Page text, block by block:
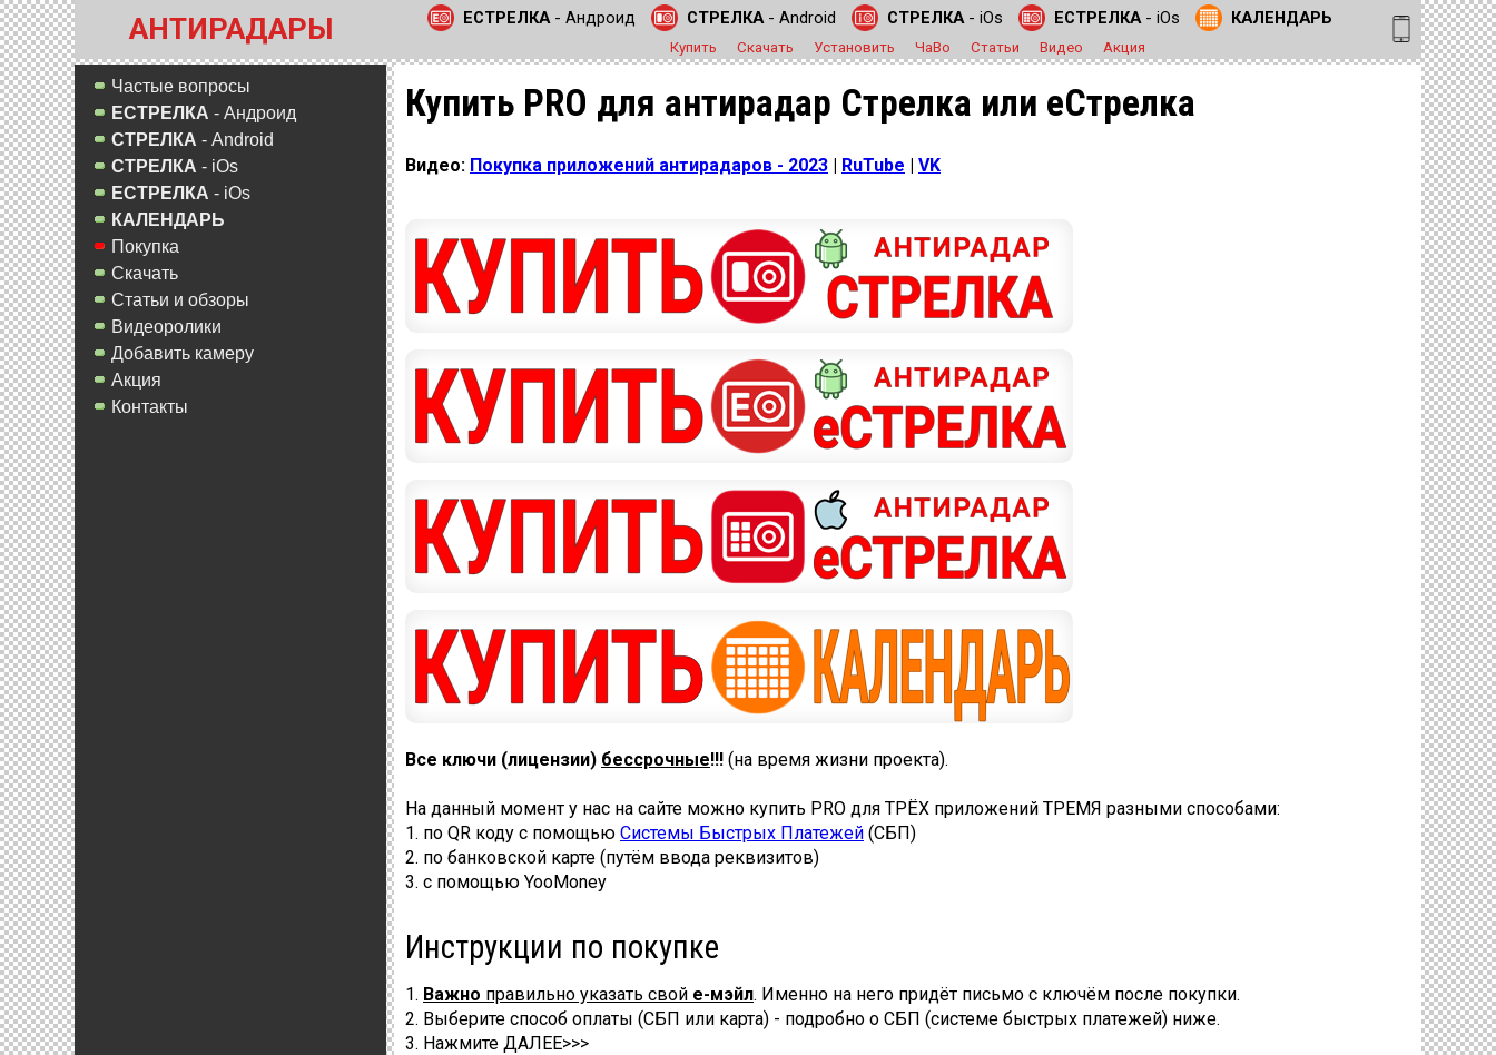
АНТИРАДАРЫ ЕСТРЕЛКА- Андроид СТРЕЛКА- Android СТРЕЛКА- iOs ЕСТРЕЛКА- iOs КАЛЕНДАРЬ
Купить Скачать Установить ЧаВо Статьи Видео Акция
Частые вопросы
ЕСТРЕЛКА - Андроид
СТРЕЛКА - Android
СТРЕЛКА - iOs
ЕСТРЕЛКА - iOs
КАЛЕНДАРЬ
Покупка
Скачать
Статьи и обзоры
Видеоролики
Добавить камеру
Акция
Контакты
Купить PRO для антирадар Стрелка или еСтрелка
Видео: Покупка приложений антирадаров - 2023 | RuTube | VK
Все ключи (лицензии) бессрочные!!! (на время жизни проекта).
На данный момент у нас на сайте можно купить PRO для ТРЁХ приложений ТРЕМЯ разными способами:
1. по QR коду с помощью Системы Быстрых Платежей (СБП)
2. по банковской карте (путём ввода реквизитов)
3. с помощью YooMoney
Инструкции по покупке
1. Важно правильно указать свой е-мэйл. Именно на него придёт письмо с ключём после покупки.
2. Выберите способ оплаты (СБП или карта) - подробно о СБП (системе быстрых платежей) ниже.
3. Нажмите ДАЛЕЕ>>>